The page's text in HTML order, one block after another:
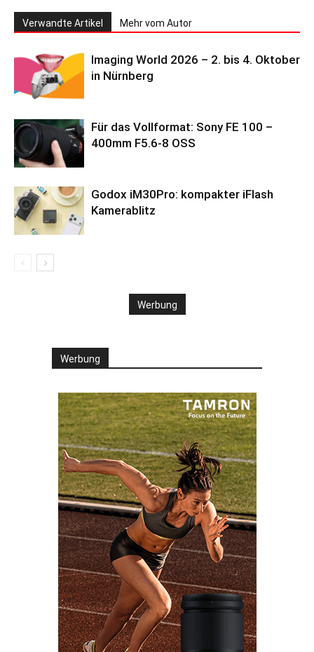
Verwandte Artikel Mehr vom Autor
Imaging World 2026 – 2. bis 4. Oktober
in Nürnberg
Für das Vollformat: Sony FE 100 –
400mm F5.6-8 OSS
Godox iM30Pro: kompakter iFlash
Kamerablitz
Werbung
Werbung